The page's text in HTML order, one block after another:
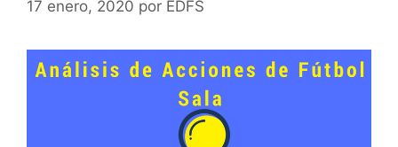
17 enero, 2020 por EDFS